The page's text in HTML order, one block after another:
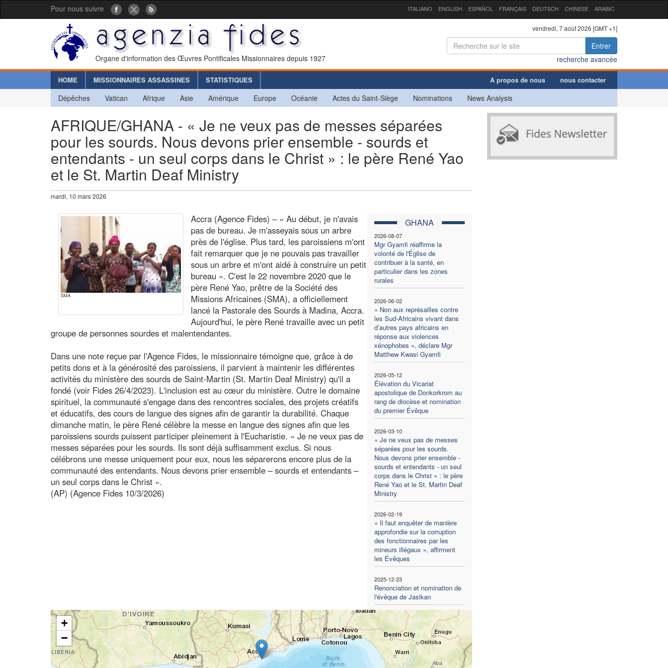
Pour nous suivre ITALIANO ENGLISH ESPAÑOL FRANÇAIS DEUTSCH CHINESE ARABIC
Organe d'information des Œuvres Pontificales Missionnaires depuis 1927
vendredi, 7 août 2026 [GMT +1]
Entrer
recherche avancée
HOME MISSIONNAIRES ASSASSINES STATISTIQUES A propos de nous nous contacter
Dépêches Vatican Afrique Asie Amérique Europe Océanie Actes du Saint-Siège Nominations News Analysis
AFRIQUE/GHANA - « Je ne veux pas de messes séparées
pour les sourds. Nous devons prier ensemble - sourds et
entendants - un seul corps dans le Christ » : le père René Yao
et le St. Martin Deaf Ministry
mardi, 10 mars 2026
SMA
GHANA
2026-08-07
Mgr Gyamfi réaffirme la
volonté de l'Église de
contribuer à la santé, en
particulier dans les zones
rurales
2026-06-02
« Non aux représailles contre
les Sud-Africains vivant dans
d’autres pays africains en
réponse aux violences
xénophobes », déclare Mgr
Matthew Kwasi Gyamfi
2026-05-12
Élévation du Vicariat
apostolique de Donkorkrom au
rang de diocèse et nomination
du premier Évêque
2026-03-10
« Je ne veux pas de messes
séparées pour les sourds.
Nous devons prier ensemble -
sourds et entendants - un seul
corps dans le Christ » : le père
René Yao et le St. Martin Deaf
Ministry
2026-02-19
« Il faut enquêter de manière
approfondie sur la corruption
des fonctionnaires par les
mineurs illégaux », affirment
les Évêques
2025-12-23
Renonciation et nomination de
l'évêque de Jasikan
Accra (Agence Fides) – « Au début, je n'avais
pas de bureau. Je m'asseyais sous un arbre
près de l'église. Plus tard, les paroissiens m'ont
fait remarquer que je ne pouvais pas travailler
sous un arbre et m'ont aidé à construire un petit
bureau ». C'est le 22 novembre 2020 que le
père René Yao, prêtre de la Société des
Missions Africaines (SMA), a officiellement
lancé la Pastorale des Sourds à Madina, Accra.
Aujourd'hui, le père René travaille avec un petit
groupe de personnes sourdes et malentendantes.
Dans une note reçue par l'Agence Fides, le missionnaire témoigne que, grâce à de
petits dons et à la générosité des paroissiens, il parvient à maintenir les différentes
activités du ministère des sourds de Saint-Martin (St. Martin Deaf Ministry) qu'il a
fondé (voir Fides 26/4/2023). L'inclusion est au cœur du ministère. Outre le domaine
spirituel, la communauté s'engage dans des rencontres sociales, des projets créatifs
et éducatifs, des cours de langue des signes afin de garantir la durabilité. Chaque
dimanche matin, le père René célèbre la messe en langue des signes afin que les
paroissiens sourds puissent participer pleinement à l'Eucharistie. « Je ne veux pas de
messes séparées pour les sourds. Ils sont déjà suffisamment exclus. Si nous
célébrons une messe uniquement pour eux, nous les séparerons encore plus de la
communauté des entendants. Nous devons prier ensemble – sourds et entendants –
un seul corps dans le Christ ».
(AP) (Agence Fides 10/3/2026)
+
−